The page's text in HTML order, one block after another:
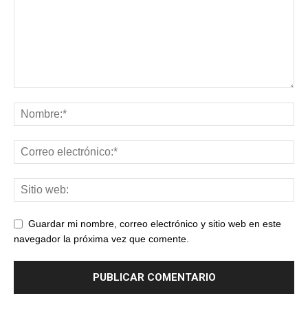
Guardar mi nombre, correo electrónico y sitio web en este
navegador la próxima vez que comente.